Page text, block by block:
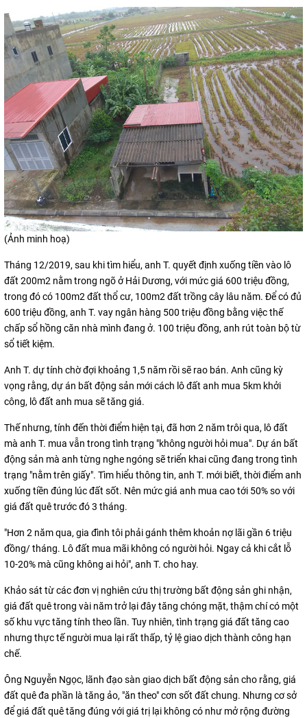
(Ảnh minh hoạ)
Tháng 12/2019, sau khi tìm hiểu, anh T. quyết định xuống tiền vào lô
đất 200m2 nằm trong ngõ ở Hải Dương, với mức giá 600 triệu đồng,
trong đó có 100m2 đất thổ cư, 100m2 đất trồng cây lâu năm. Để có đủ
600 triệu đồng, anh T. vay ngân hàng 500 triệu đồng bằng việc thế
chấp sổ hồng căn nhà mình đang ở. 100 triệu đồng, anh rút toàn bộ từ
sổ tiết kiệm.
Anh T. dự tính chờ đợi khoảng 1,5 năm rồi sẽ rao bán. Anh cũng kỳ
vọng rằng, dự án bất động sản mới cách lô đất anh mua 5km khởi
công, lô đất anh mua sẽ tăng giá.
Thế nhưng, tính đến thời điểm hiện tại, đã hơn 2 năm trôi qua, lô đất
mà anh T. mua vẫn trong tình trạng "không người hỏi mua". Dự án bất
động sản mà anh từng nghe ngóng sẽ triển khai cũng đang trong tình
trạng "nằm trên giấy". Tìm hiểu thông tin, anh T. mới biết, thời điểm anh
xuống tiền đúng lúc đất sốt. Nên mức giá anh mua cao tới 50% so với
giá đất quê trước đó 3 tháng.
"Hơn 2 năm qua, gia đình tôi phải gánh thêm khoản nợ lãi gần 6 triệu
đồng/ tháng. Lô đất mua mãi không có người hỏi. Ngay cả khi cắt lỗ
10-20% mà cũng không ai hỏi", anh T. cho hay.
Khảo sát từ các đơn vị nghiên cứu thị trường bất động sản ghi nhận,
giá đất quê trong vài năm trở lại đây tăng chóng mặt, thậm chí có một
số khu vực tăng tính theo lần. Tuy nhiên, tình trạng giá đất tăng cao
nhưng thực tế người mua lại rất thấp, tỷ lệ giao dịch thành công hạn
chế.
Ông Nguyễn Ngọc, lãnh đạo sàn giao dịch bất động sản cho rằng, giá
đất quê đa phần là tăng ảo, "ăn theo" cơn sốt đất chung. Nhưng cơ sở
để giá đất quê tăng đúng với giá trị lại không có như mở rộng đường